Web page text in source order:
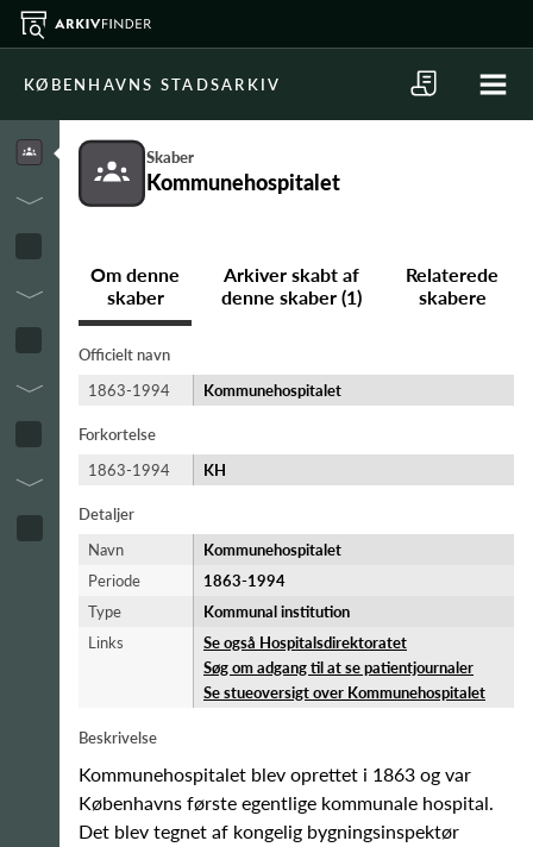
KØBENHAVNS STADSARKIV
Skaber
Kommunehospitalet
Om denne
skaber
Arkiver skabt af
denne skaber (1)
Relaterede
skabere
Officielt navn
1863-1994
Kommunehospitalet
Forkortelse
1863-1994
KH
Detaljer
Navn
Kommunehospitalet
Periode
1863-​1994
Type
Kommunal institution
Links
Se også Hospitalsdirektoratet
Søg om adgang til at se patientjournaler
Se stueoversigt over Kommunehospitalet
Beskrivelse
Kommunehospitalet blev oprettet i 1863 og var
Københavns første egentlige kommunale hospital.
Det blev tegnet af kongelig bygningsinspektør